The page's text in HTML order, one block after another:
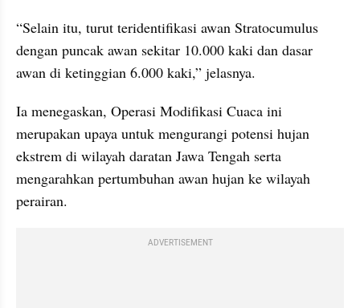
“Selain itu, turut teridentifikasi awan Stratocumulus
dengan puncak awan sekitar 10.000 kaki dan dasar
awan di ketinggian 6.000 kaki,” jelasnya.
Ia menegaskan, Operasi Modifikasi Cuaca ini
merupakan upaya untuk mengurangi potensi hujan
ekstrem di wilayah daratan Jawa Tengah serta
mengarahkan pertumbuhan awan hujan ke wilayah
perairan.
ADVERTISEMENT